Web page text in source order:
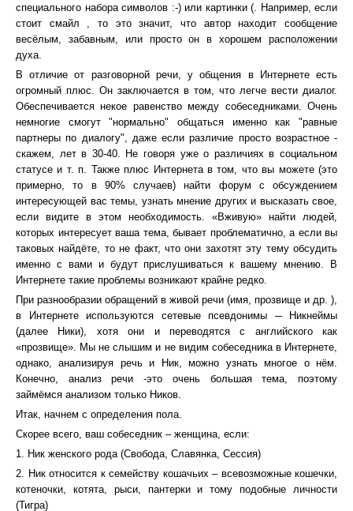
специального набора символов :-) или картинки (. Например, если
стоит смайл , то это значит, что автор находит сообщение
весёлым, забавным, или просто он в хорошем расположении
духа.
В отличие от разговорной речи, у общения в Интернете есть
огромный плюс. Он заключается в том, что легче вести диалог.
Обеспечивается некое равенство между собеседниками. Очень
немногие смогут "нормально" общаться именно как "равные
партнеры по диалогу", даже если различие просто возрастное -
скажем, лет в 30-40. Не говоря уже о различиях в социальном
статусе и т. п. Также плюс Интернета в том, что вы можете (это
примерно, то в 90% случаев) найти форум с обсуждением
интересующей вас темы, узнать мнение других и высказать свое,
если видите в этом необходимость. «Вживую» найти людей,
которых интересует ваша тема, бывает проблематично, а если вы
таковых найдёте, то не факт, что они захотят эту тему обсудить
именно с вами и будут прислушиваться к вашему мнению. В
Интернете такие проблемы возникают крайне редко.
При разнообразии обращений в живой речи (имя, прозвище и др. ),
в Интернете используются сетевые псевдонимы ─ Никнеймы
(далее Ники), хотя они и переводятся с английского как
«прозвище». Мы не слышим и не видим собеседника в Интернете,
однако, анализируя речь и Ник, можно узнать многое о нём.
Конечно, анализ речи -это очень большая тема, поэтому
займёмся анализом только Ников.
Итак, начнем с определения пола.
Скорее всего, ваш собеседник – женщина, если:
1. Ник женского рода (Свобода, Славянка, Сессия)
2. Ник относится к семейству кошачьих – всевозможные кошечки,
котеночки, котята, рыси, пантерки и тому подобные личности
(Тигра)